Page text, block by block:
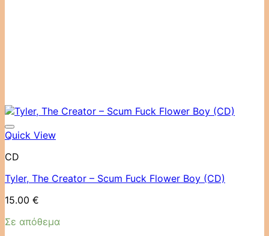
Quick View
CD
Tyler, The Creator ‎– Scum Fuck Flower Boy (CD)
15.00 €
Σε απόθεμα